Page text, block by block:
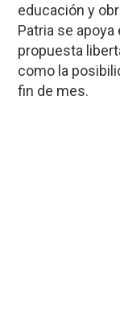
educación y
Patria se
propuesta
como la
fin de mes.